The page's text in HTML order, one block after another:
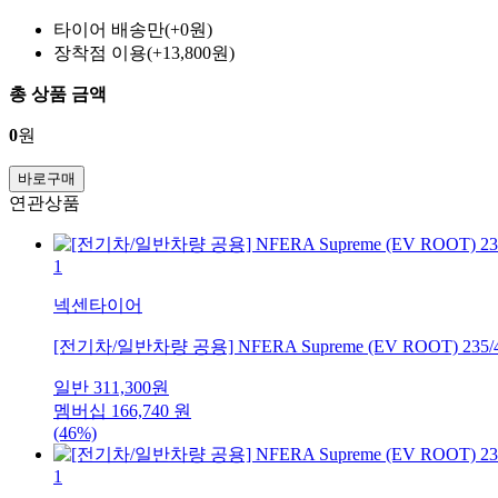
타이어 배송만(+0원)
장착점 이용(+13,800원)
총 상품 금액
0원
바로구매
연관상품
1
넥센타이어
[전기차/일반차량 공용] NFERA Supreme (EV ROOT) 235/
일반 311,300원
멤버십 166,740 원
(46%)
1